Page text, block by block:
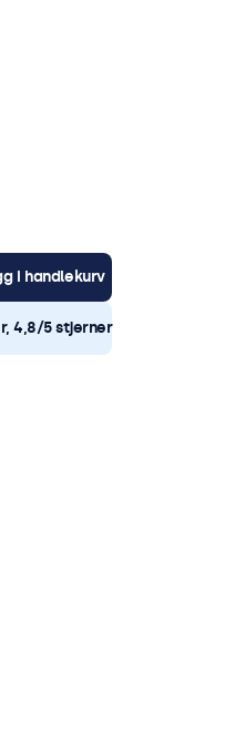
i handlekurv
4,8/5 stjerner